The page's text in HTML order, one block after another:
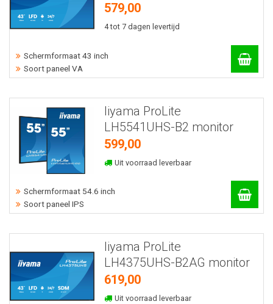
579,00
4 tot 7 dagen levertijd
Schermformaat 43 inch
Soort paneel VA
Iiyama ProLite
LH5541UHS-B2 monitor
599,00
Uit voorraad leverbaar
Schermformaat 54.6 inch
Soort paneel IPS
Iiyama ProLite
LH4375UHS-B2AG monitor
619,00
Uit voorraad leverbaar